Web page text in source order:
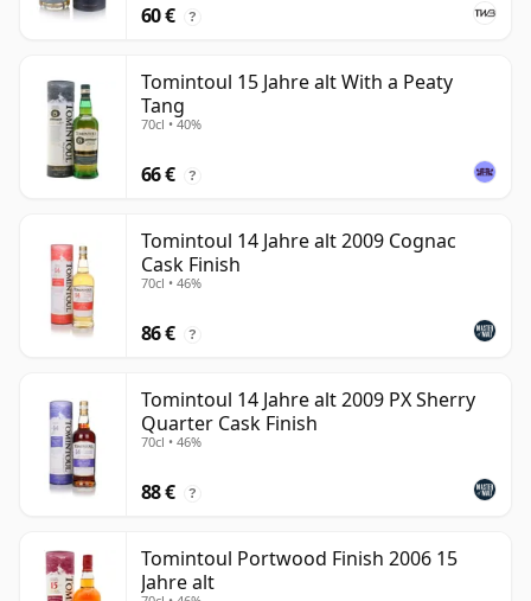
60 € ?
Tomintoul 15 Jahre alt With a Peaty
Tang
70cl • 40%
66 € ?
Tomintoul 14 Jahre alt 2009 Cognac
Cask Finish
70cl • 46%
86 € ?
Tomintoul 14 Jahre alt 2009 PX Sherry
Quarter Cask Finish
70cl • 46%
88 € ?
Tomintoul Portwood Finish 2006 15
Jahre alt